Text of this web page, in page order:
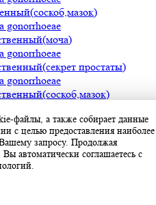
gonorrhoeae
gonorrhoeae
простаты)
gonorrhoeae
pyogenes (носоглотка)
pyogenes(мазок с раневой
pallidum(моча)
pallidum(секрет простаты)
файлы, а также собирает данные
с целью предоставления наиболее
запросу. Продолжая
автоматически соглашаетесь с